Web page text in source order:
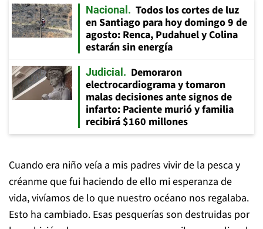
Nacional
Todos los cortes de luz
en Santiago para hoy domingo 9 de
agosto: Renca, Pudahuel y Colina
estarán sin energía
Judicial
Demoraron
electrocardiograma y tomaron
malas decisiones ante signos de
infarto: Paciente murió y familia
recibirá $160 millones
Cuando era niño veía a mis padres vivir de la pesca y
créanme que fui haciendo de ello mi esperanza de
vida, vivíamos de lo que nuestro océano nos regalaba.
Esto ha cambiado. Esas pesquerías son destruidas por